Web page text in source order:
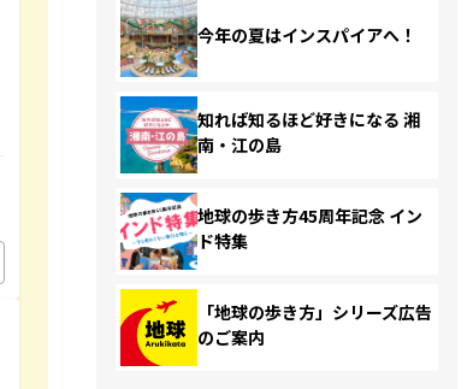
今年の夏はインスパイアへ！
知れば知るほど好きになる 湘
南・江の島
地球の歩き方45周年記念 イン
ド特集
「地球の歩き方」シリーズ広告
のご案内